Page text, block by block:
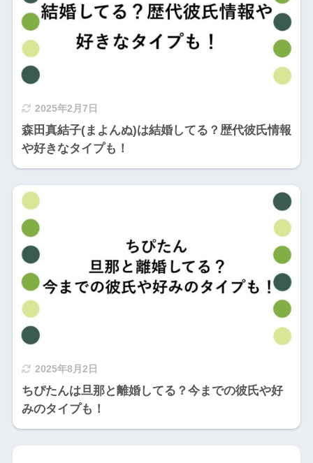
2025年2月7日
森田真結子(まよんぬ)は結婚してる？歴代彼氏情報
や好きなタイプも！
2025年8月2日
ちぴたんは旦那と離婚してる？今までの彼氏や好
みのタイプも！